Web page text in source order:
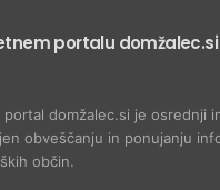
portalu domžalec.si
portal domžalec.si je osrednji
obveščanju in ponujanju
občin.